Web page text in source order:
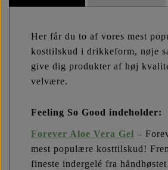
Her får du to af vores mest
kosttilskud i drikkeform, nøje
give dig produkter af høj
velvære.
Feeling So Good indeholder:
Forever Aloe Vera Gel –
mest populære kosttilskud!
fineste indergelé fra